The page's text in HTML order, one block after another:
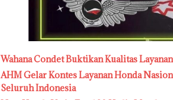
Wahana Condet Buktikan Kualitas
AHM Gelar Kontes Layanan Honda
Seluruh Indonesia